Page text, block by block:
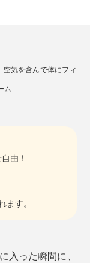
空気を含んで体にフィ
ム
由！
す。
入った瞬間に、